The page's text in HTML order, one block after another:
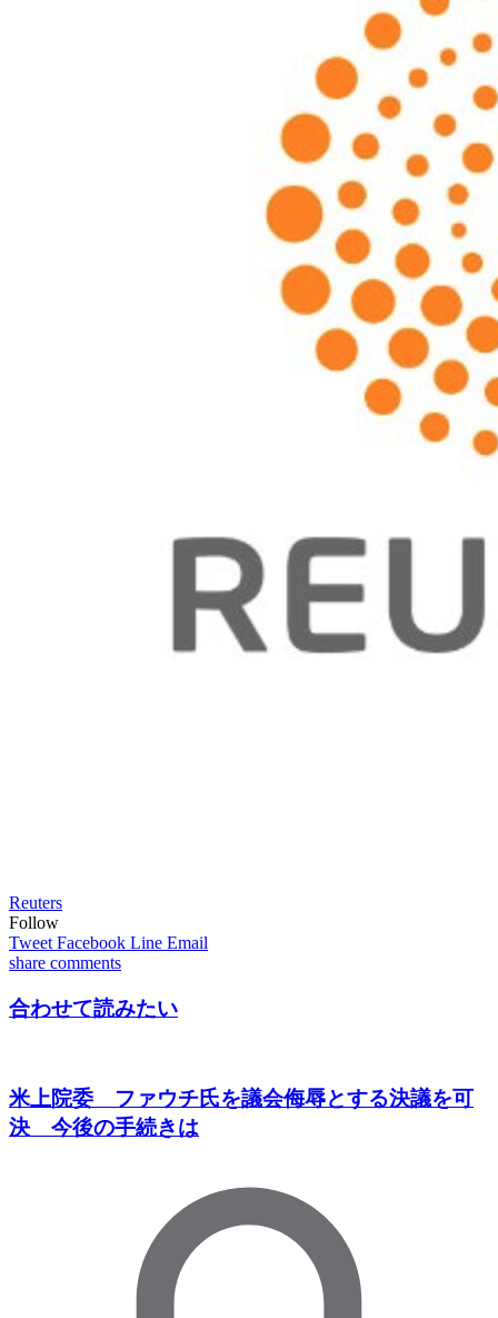
Reuters
Follow
Tweet Facebook Line Email
share comments
合わせて読みたい
米上院委 ファウチ氏を議会侮辱とする決議を可
決 今後の手続きは